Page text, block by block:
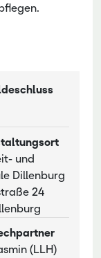
und
Dillenburg
24
(LLH)